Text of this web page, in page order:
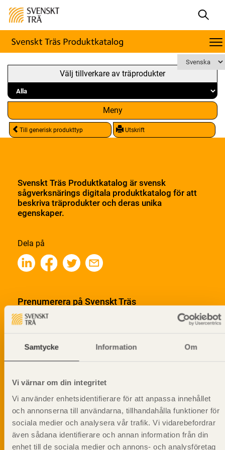
Samtycke Information Om
Vi värnar om din integritet
Vi använder enhetsidentifierare för att anpassa innehållet
och annonserna till användarna, tillhandahålla funktioner för
sociala medier och analysera vår trafik. Vi vidarebefordrar
även sådana identifierare och annan information från din
enhet till de sociala medier och annons- och analysföretag
Välj tillverkare av träprodukter
Meny
Till generisk produkttyp Utskrift
Svenskt Träs Produktkatalog är svensk
sågverksnärings digitala produktkatalog för att
beskriva träprodukter och deras unika
egenskaper.
Dela på
Prenumerera på Svenskt Träs
informationsutskick!